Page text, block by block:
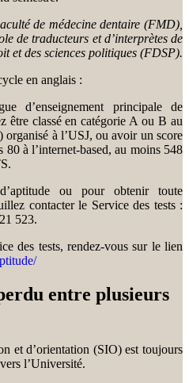
de médecine dentaire (FMD),
de traducteurs et d’interprètes de
et des sciences politiques (FDSP).
en anglais :
d’enseignement principale de
être classé en catégorie A ou B au
à l’USJ, ou avoir un score
à l’internet-based, au moins 548
ou pour obtenir toute
contacter le Service des tests :
523.
des tests, rendez-vous sur le lien
entre plusieurs
et d’orientation (SIO) est toujours
l’Université.